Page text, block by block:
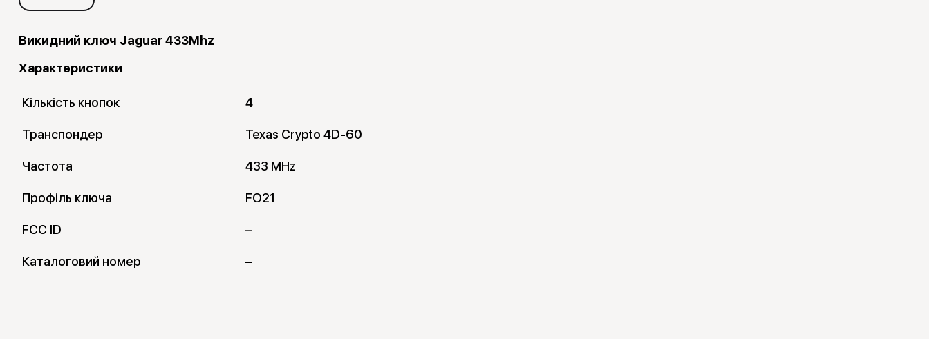
Викидний ключ Jaguar 433Mhz
Характеристики
Кількість кнопок 4
Транспондер Texas Crypto 4D-60
Частота 433 MHz
Профіль ключа FO21
FCC ID –
Каталоговий номер –